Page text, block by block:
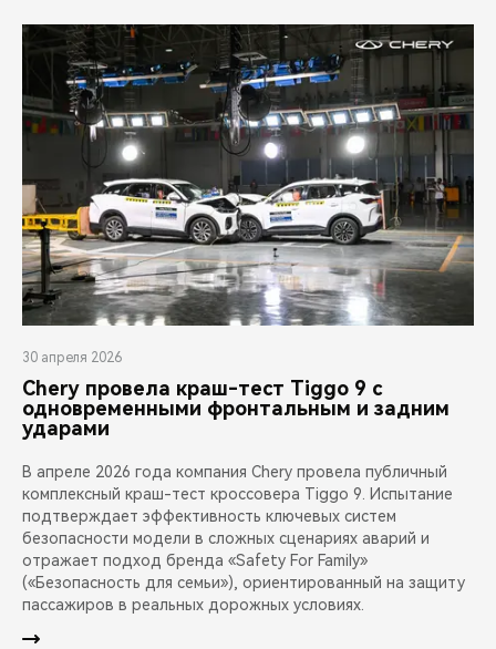
30 апреля 2026
Chery провела краш-тест Tiggo 9 с
одновременными фронтальным и задним
ударами
В апреле 2026 года компания Chery провела публичный
комплексный краш-тест кроссовера Tiggo 9. Испытание
подтверждает эффективность ключевых систем
безопасности модели в сложных сценариях аварий и
отражает подход бренда «Safety For Family»
(«Безопасность для семьи»), ориентированный на защиту
пассажиров в реальных дорожных условиях.